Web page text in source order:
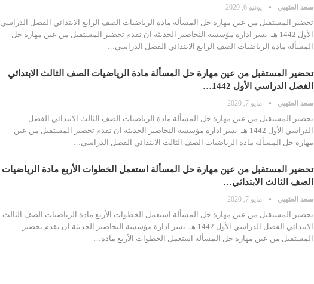
سعد العتيبي يونيو 6, 2020
تحضير المستقبل من عين مهارة حل المسألة مادة الرياضيات الصف الرابع الابتدائي الفصل الدراسي
الأول 1442 هـ يسر ادارة مؤسسة التحاضير الحديثة ان تقدم تحضير المستقبل من عين مهارة حل
المسألة مادة الرياضيات الصف الرابع الابتدائي الفصل الدراسي…
تحضير المستقبل من عين مهارة حل المسألة مادة الرياضيات الصف الثالث الابتدائي
الفصل الدراسي الأول 1442…
سعد العتيبي مايو 7, 2020
تحضير المستقبل من عين مهارة حل المسألة مادة الرياضيات الصف الثالث الابتدائي الفصل
الدراسي الأول 1442 هـ يسر ادارة مؤسسة التحاضير الحديثة ان تقدم تحضير المستقبل من عين
مهارة حل المسألة مادة الرياضيات الصف الثالث الابتدائي الفصل الدراسي…
تحضير المستقبل من عين مهارة حل المسألة استعمل الخطوات الأربع مادة الرياضيات
الصف الثالث الابتدائي…
سعد العتيبي مايو 7, 2020
تحضير المستقبل من عين مهارة حل المسألة استعمل الخطوات الأربع مادة الرياضيات الصف الثالث
الابتدائي الفصل الدراسي الأول 1442 هـ يسر ادارة مؤسسة التحاضير الحديثة ان تقدم تحضير
المستقبل من عين مهارة حل المسألة استعمل الخطوات الأربع مادة…